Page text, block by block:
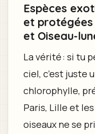
Espèces
et
et Oiseau-
La vérité : si tu
ciel, c’est juste
chlorophylle,
Paris, Lille et
oiseaux ne se